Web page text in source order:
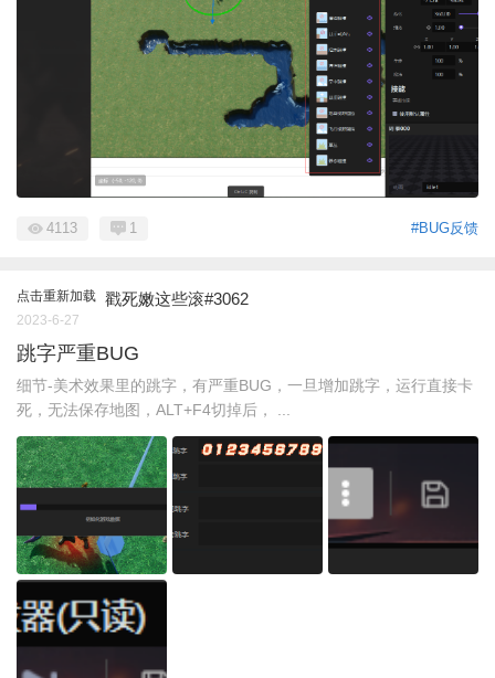
#BUG反馈
4113 1
点击重新加载 戳死嫩这些滚#3062
2023-6-27
跳字严重BUG
细节-美术效果里的跳字，有严重BUG，一旦增加跳字，运行直接卡
死，无法保存地图，ALT+F4切掉后， ...